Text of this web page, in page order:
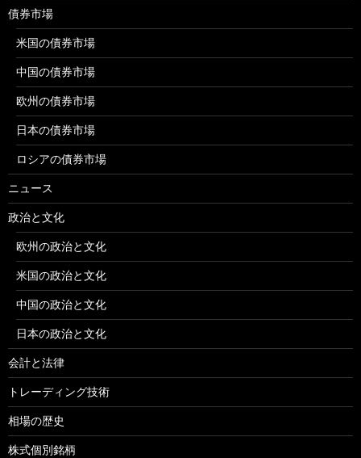
債券市場
米国の債券市場
中国の債券市場
欧州の債券市場
日本の債券市場
ロシアの債券市場
ニュース
政治と文化
欧州の政治と文化
米国の政治と文化
中国の政治と文化
日本の政治と文化
会計と法律
トレーディング技術
相場の歴史
株式個別銘柄